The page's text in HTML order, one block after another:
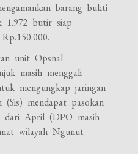
barang bukti
1.972 butir siap
unit Opsnal
masih menggali
mengungkap jaringan
mendapat pasokan
dari April (DPO masih
wilayah Ngunut –